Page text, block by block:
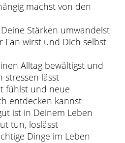
machst von den
Stärken umwandelst
Fan wirst und Dich selbst
Alltag bewältigst und
stressen lässt
fühlst und neue
entdecken kannst
ist in Deinem Leben
tun, loslässt
Dinge im Leben